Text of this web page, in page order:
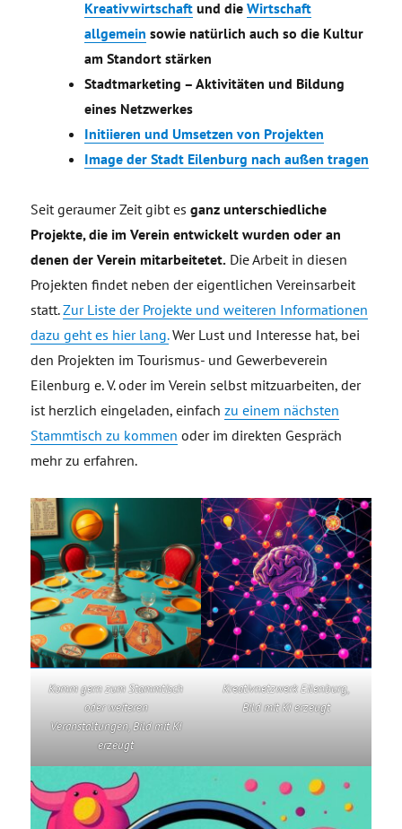
Kreativwirtschaft und dieWirtschaft
allgemein sowie natürlich auch so die Kultur
am Standort stärken
Stadtmarketing – Aktivitäten und Bildung
eines Netzwerkes
Initiieren und Umsetzen von Projekten
Image der Stadt Eilenburg nach außen tragen
Seit geraumer Zeit gibt esganz unterschiedliche
Projekte, die im Verein entwickelt wurden oder an
denen der Verein mitarbeitetet. Die Arbeit in diesen
Projekten findet neben der eigentlichen Vereinsarbeit
statt.Zur Liste der Projekte und weiteren Informationen
dazu geht es hier lang.Wer Lust und Interesse hat, bei
den Projekten im Tourismus- und Gewerbeverein
Eilenburg e. V. oder im Verein selbst mitzuarbeiten, der
ist herzlich eingeladen, einfachzu einem nächsten
Stammtisch zu kommen oder im direkten Gespräch
mehr zu erfahren.
Komm gern zum Stammtisch
oder weiteren
Veranstaltungen, Bild mit KI
erzeugt
Kreativnetzwerk Eilenburg,
Bild mit KI erzeugt